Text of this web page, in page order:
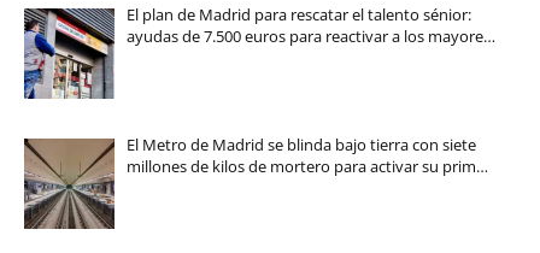
El plan de Madrid para rescatar el talento sénior:
ayudas de 7.500 euros para reactivar a los mayore…
El Metro de Madrid se blinda bajo tierra con siete
millones de kilos de mortero para activar su prim…